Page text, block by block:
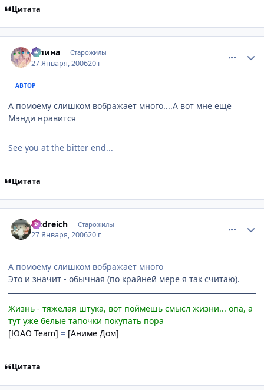
Цитата
Амина Старожилы
27 Января, 200620 г
АВТОР
А помоему слишком вображает много....А вот мне ещё
Мэнди нравится
See you at the bitter end...
Цитата
Andreich Старожилы
27 Января, 200620 г
А помоему слишком вображает много
Это и значит - обычная (по крайней мере я так считаю).
Жизнь - тяжелая штука, вот поймешь смысл жизни... опа, а
тут уже белые тапочки покупать пора
[ЮАО Team] = [Аниме Дом]
Цитата